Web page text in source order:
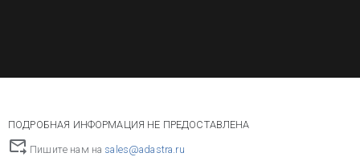
ПОДРОБНАЯ ИНФОРМАЦИЯ НЕ ПРЕДОСТАВЛЕНА
Пишите нам на sales@adastra.ru